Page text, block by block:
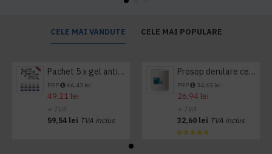
CELE MAI VANDUTE CELE MAI POPULARE
Pachet 5 x gel antibacterian 50ml si 3 x Servetele antibacteriene 48 buc Hygienium
PRP 66,43 lei
49,21 lei
+ TVA
59,54 lei TVA inclus
Prosop derulare centrala 1 pliu, 300 m Tork
PRP 34,65 lei
26,94 lei
+ TVA
32,60 lei TVA inclus